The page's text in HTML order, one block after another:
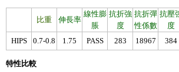
比重 伸長率
線性膨
脹
抗折強
度
抗折彈
性係數
抗壓
度
HIPS 0.7-0.8 1.75 PASS 283 18967 384
特性比較